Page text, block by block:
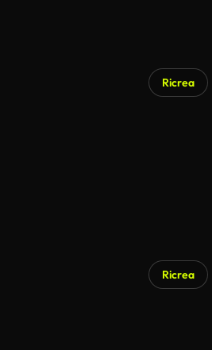
Ricrea
Ricrea